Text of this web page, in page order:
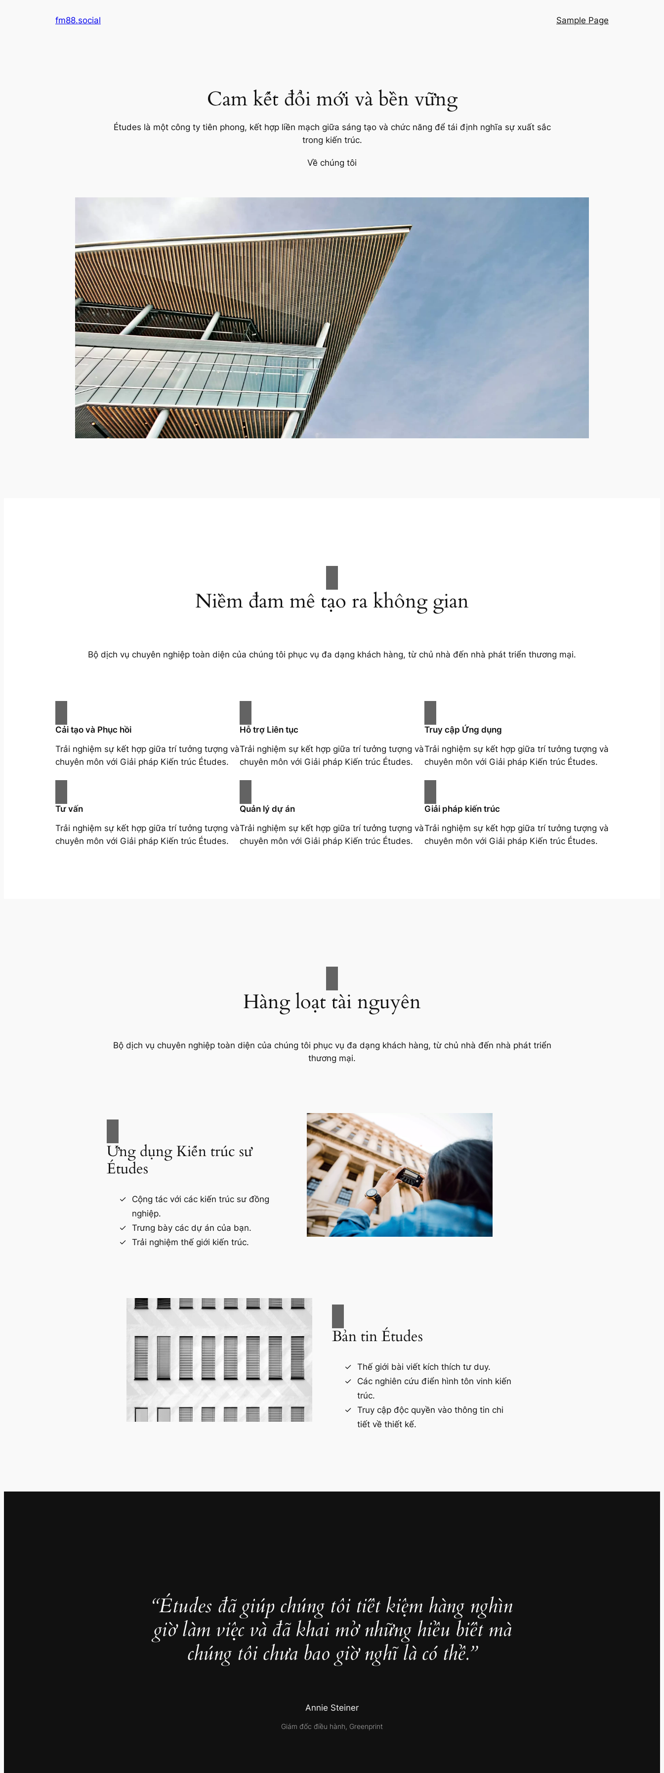
fm88.social Sample Page
Cam kết đổi mới và bền vững
Études là một công ty tiên phong, kết hợp liền mạch giữa sáng tạo và chức năng để tái định nghĩa sự xuất sắc
trong kiến trúc.
Về chúng tôi
Niềm đam mê tạo ra không gian
Bộ dịch vụ chuyên nghiệp toàn diện của chúng tôi phục vụ đa dạng khách hàng, từ chủ nhà đến nhà phát triển thương mại.
Cải tạo và Phục hồi
Trải nghiệm sự kết hợp giữa trí tưởng tượng và
chuyên môn với Giải pháp Kiến trúc Études.
Hỗ trợ Liên tục
Trải nghiệm sự kết hợp giữa trí tưởng tượng và
chuyên môn với Giải pháp Kiến trúc Études.
Truy cập Ứng dụng
Trải nghiệm sự kết hợp giữa trí tưởng tượng và
chuyên môn với Giải pháp Kiến trúc Études.
Tư vấn
Trải nghiệm sự kết hợp giữa trí tưởng tượng và
chuyên môn với Giải pháp Kiến trúc Études.
Quản lý dự án
Trải nghiệm sự kết hợp giữa trí tưởng tượng và
chuyên môn với Giải pháp Kiến trúc Études.
Giải pháp kiến trúc
Trải nghiệm sự kết hợp giữa trí tưởng tượng và
chuyên môn với Giải pháp Kiến trúc Études.
Hàng loạt tài nguyên
Bộ dịch vụ chuyên nghiệp toàn diện của chúng tôi phục vụ đa dạng khách hàng, từ chủ nhà đến nhà phát triển
thương mại.
Ứng dụng Kiến trúc sư
Études
Cộng tác với các kiến trúc sư đồng
nghiệp.
Trưng bày các dự án của bạn.
Trải nghiệm thế giới kiến trúc.
Bản tin Études
Thế giới bài viết kích thích tư duy.
Các nghiên cứu điển hình tôn vinh kiến
trúc.
Truy cập độc quyền vào thông tin chi
tiết về thiết kế.
“Études đã giúp chúng tôi tiết kiệm hàng nghìn
giờ làm việc và đã khai mở những hiểu biết mà
chúng tôi chưa bao giờ nghĩ là có thể.”
Annie Steiner
Giám đốc điều hành, Greenprint